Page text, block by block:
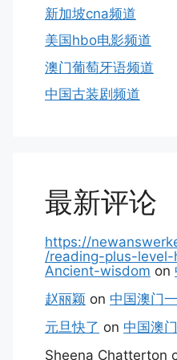
新加坡cna频道
美国hbo电影频道
澳门葡萄牙语频道
中国古装剧频道
最新评论
https://
/reading-plus-
Ancient-wisdom on
赵丽颖 on 中国澳门
元旦快了 on 中国澳
Sheena Chatterton